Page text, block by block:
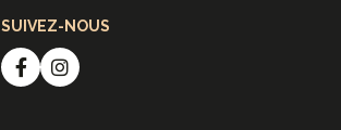
SUIVEZ-NOUS